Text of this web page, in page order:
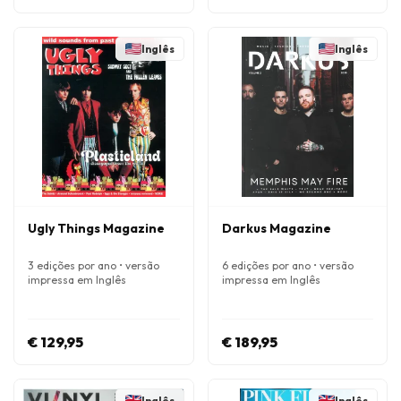
Inglês
Ugly Things Magazine
3 edições por ano • versão
impressa em Inglês
€ 129,95
Inglês
Darkus Magazine
6 edições por ano • versão
impressa em Inglês
€ 189,95